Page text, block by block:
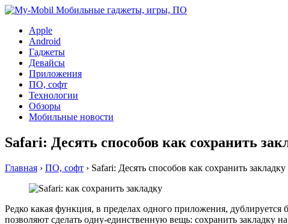
Apple
Android
Гаджеты
Девайсы
Приложения
ПО, софт
Технологии
Обзоры
Мобильные новости
Safari: Десять способов как сохранить
Главная › ПО, софт › Safari: Десять способов как сохранить закладку
Редко какая функция, в пределах одного приложения, дублируется
позволяют сделать одну-единственную вещь: сохранить закладку